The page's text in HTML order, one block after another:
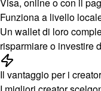
Funziona a livello
Un wallet di loro
risparmiare o investire
Il vantaggio per i creator